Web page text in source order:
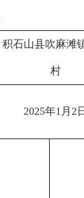
积石山县吹麻滩
村
2025年1月2